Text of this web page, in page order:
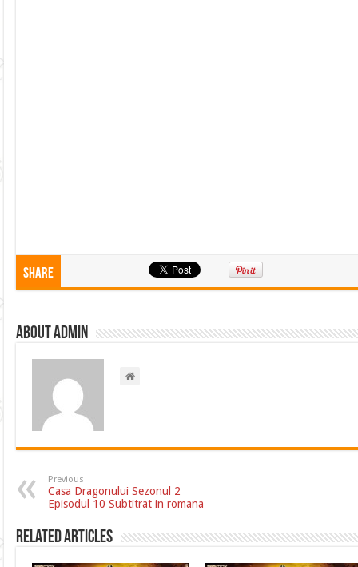
Share
About admin
Previous
Casa Dragonului Sezonul 2
Episodul 10 Subtitrat in romana
Related Articles